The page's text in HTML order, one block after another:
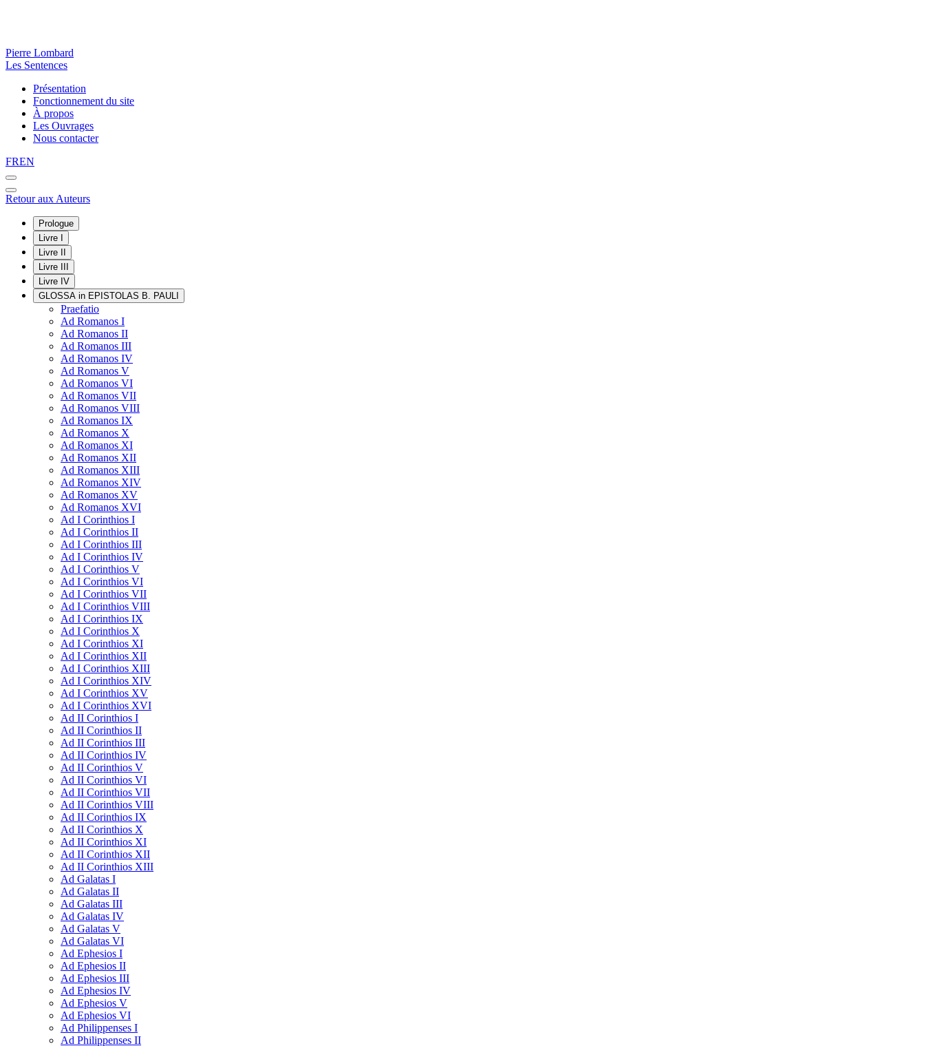
Pierre Lombard
Les Sentences
Présentation
Fonctionnement du site
À propos
Les Ouvrages
Nous contacter
FREN
Retour aux Auteurs
Prologue
Livre I
Livre II
Livre III
Livre IV
GLOSSA in EPISTOLAS B. PAULI
Praefatio
Ad Romanos I
Ad Romanos II
Ad Romanos III
Ad Romanos IV
Ad Romanos V
Ad Romanos VI
Ad Romanos VII
Ad Romanos VIII
Ad Romanos IX
Ad Romanos X
Ad Romanos XI
Ad Romanos XII
Ad Romanos XIII
Ad Romanos XIV
Ad Romanos XV
Ad Romanos XVI
Ad I Corinthios I
Ad I Corinthios II
Ad I Corinthios III
Ad I Corinthios IV
Ad I Corinthios V
Ad I Corinthios VI
Ad I Corinthios VII
Ad I Corinthios VIII
Ad I Corinthios IX
Ad I Corinthios X
Ad I Corinthios XI
Ad I Corinthios XII
Ad I Corinthios XIII
Ad I Corinthios XIV
Ad I Corinthios XV
Ad I Corinthios XVI
Ad II Corinthios I
Ad II Corinthios II
Ad II Corinthios III
Ad II Corinthios IV
Ad II Corinthios V
Ad II Corinthios VI
Ad II Corinthios VII
Ad II Corinthios VIII
Ad II Corinthios IX
Ad II Corinthios X
Ad II Corinthios XI
Ad II Corinthios XII
Ad II Corinthios XIII
Ad Galatas I
Ad Galatas II
Ad Galatas III
Ad Galatas IV
Ad Galatas V
Ad Galatas VI
Ad Ephesios I
Ad Ephesios II
Ad Ephesios III
Ad Ephesios IV
Ad Ephesios V
Ad Ephesios VI
Ad Philippenses I
Ad Philippenses II